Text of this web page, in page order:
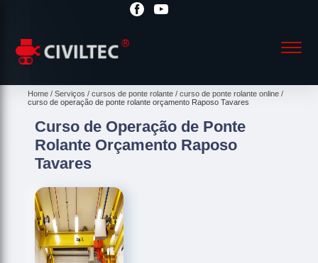
Home Serviços cursos de ponte rolante
curso de ponte rolante online
curso de operação de ponte rolante orçamento Raposo Tavares
Curso de Operação de Ponte
Rolante Orçamento Raposo
Tavares